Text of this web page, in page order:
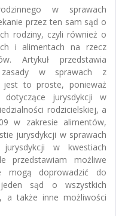
w sprawach
przez ten sam sąd o
rodziny, czyli również o
i alimentach na rzecz
Artykuł przedstawia
w sprawach z
jest to proste, ponieważ
dotyczące jurysdykcji w
rodzicielskiej, a
w zakresie alimentów,
jurysdykcji w sprawach
w kwestiach
przedstawiam możliwe
mogą doprowadzić do
sąd o wszystkich
a także inne możliwości